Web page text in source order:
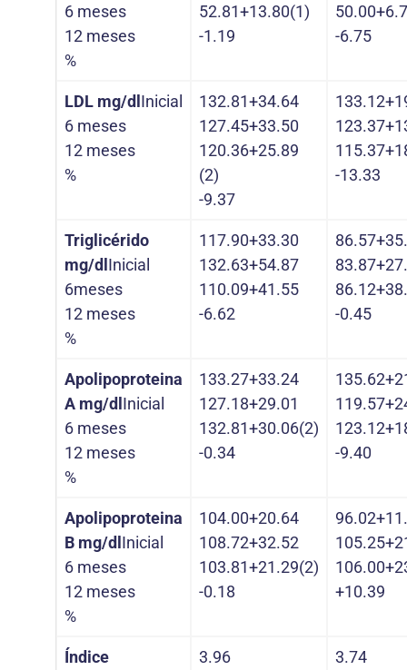
6 meses
12 meses
%
52.81+13.80(1)
-1.19
-6.75
LDL mg/dlInicial
6 meses
12 meses
%
132.81+34.64
127.45+33.50
120.36+25.89
(2)
-9.37
-13.33
Triglicérido
mg/dlInicial
6meses
12 meses
%
117.90+33.30
132.63+54.87
110.09+41.55
-6.62
-0.45
Apolipoproteina
A mg/dlInicial
6 meses
12 meses
%
133.27+33.24
127.18+29.01
132.81+30.06(2)
-0.34
-9.40
Apolipoproteina
B mg/dlInicial
6 meses
12 meses
%
104.00+20.64
108.72+32.52
103.81+21.29(2)
-0.18
+10.39
Índice
3.96
3.74